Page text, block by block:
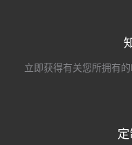
立即获得有关您所拥有